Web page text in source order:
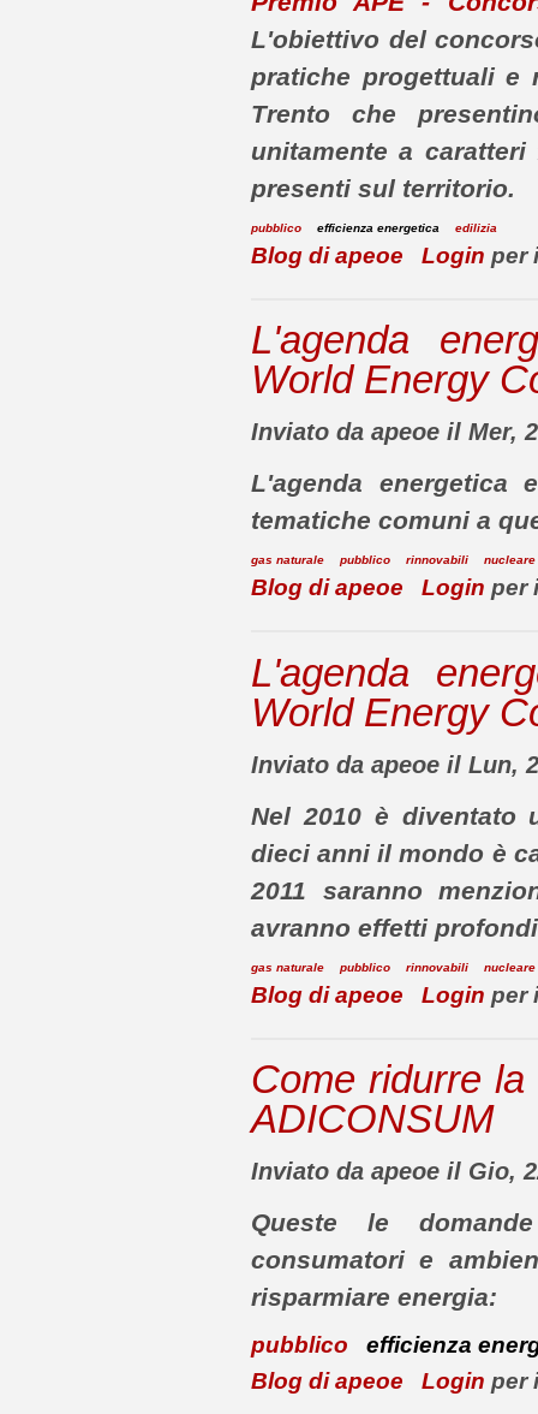
L'obiettivo del
pratiche progettuali e
Trento che
unitamente a
presenti sul territorio.
pubblico efficienza energetica edilizia
Blog di apeoe Login per
L'agenda
World Energy
Inviato da apeoe il Mer,
L'agenda energetica
tematiche comuni a
gas naturale pubblico rinnovabili nucleare
Blog di apeoe Login per
L'agenda
World Energy
Inviato da apeoe il Lun,
Nel 2010 è
dieci anni il mondo è
2011 saranno
avranno effetti
gas naturale pubblico rinnovabili nucleare
Blog di apeoe Login per
Come ridurre
ADICONSUM
Inviato da apeoe il Gio,
Queste le
consumatori e
risparmiare energia:
pubblico
efficienza
Blog di apeoe
Login per